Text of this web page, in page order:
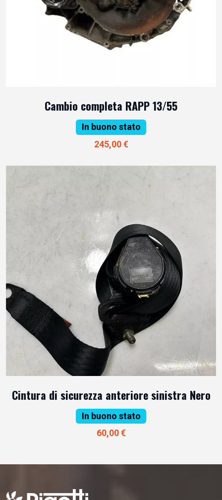
Cambio completa RAPP 13/55
In buono stato
245,00 €
Cintura di sicurezza anteriore sinistra Nero
In buono stato
60,00 €